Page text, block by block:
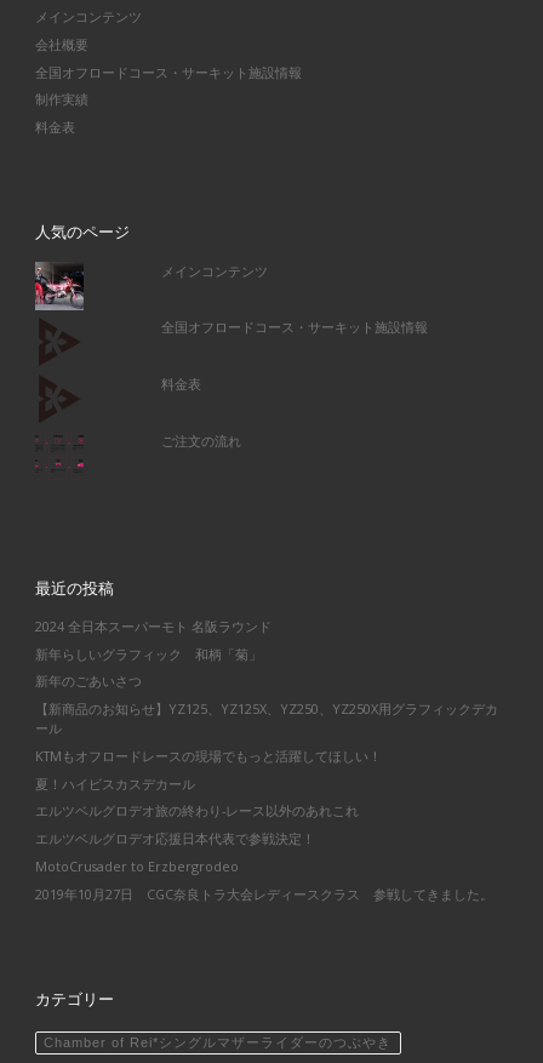
メインコンテンツ
会社概要
全国オフロードコース・サーキット施設情報
制作実績
料金表
人気のページ
メインコンテンツ
全国オフロードコース・サーキット施設情報
料金表
ご注文の流れ
最近の投稿
2024 全日本スーパーモト 名阪ラウンド
新年らしいグラフィック 和柄「菊」
新年のごあいさつ
【新商品のお知らせ】YZ125、YZ125X、YZ250、YZ250X用グラフィックデカ
ール
KTMもオフロードレースの現場でもっと活躍してほしい！
夏！ハイビスカスデカール
エルツベルグロデオ旅の終わり-レース以外のあれこれ
エルツベルグロデオ応援日本代表で参戦決定！
MotoCrusader to Erzbergrodeo
2019年10月27日 CGC奈良トラ大会レディースクラス 参戦してきました。
カテゴリー
Chamber of Rei*シングルマザーライダーのつぶやき